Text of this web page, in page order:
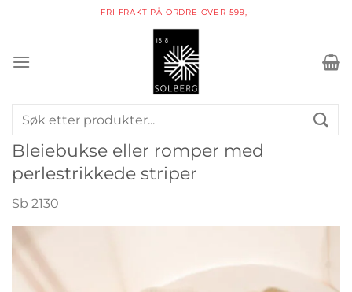
PAKKE I POSTKASSEN
Søk
etter:
Bleiebukse eller romper med
perlestrikkede striper
Sb 2130